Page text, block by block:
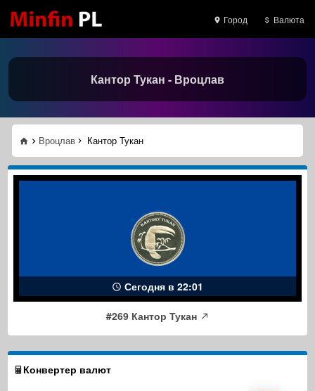
Город Валюта
Кантор Тукан - Вроцлав
Вроцлав Кантор Тукан
Сегодня в 22:01
#269 Кантор Тукан
Конвертер валют